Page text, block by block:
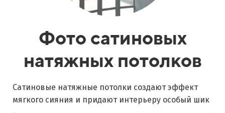
Фото сатиновых
натяжных потолков
Сатиновые натяжные потолки создают эффект
мягкого сияния и придают интерьеру особый шик